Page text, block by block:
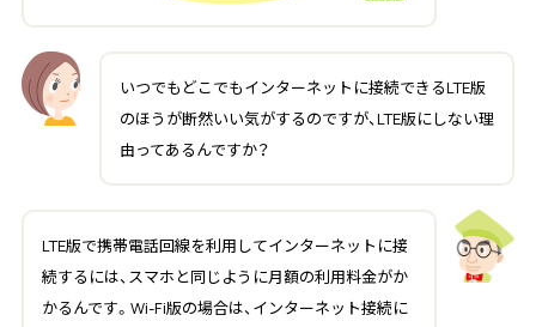
いつでもどこでもインターネットに接続できるLTE版
のほうが断然いい気がするのですが、LTE版にしない理
由ってあるんですか？
LTE版で携帯電話回線を利用してインターネットに接
続するには、スマホと同じように月額の利用料金がか
かるんです。Wi-Fi版の場合は、インターネット接続に